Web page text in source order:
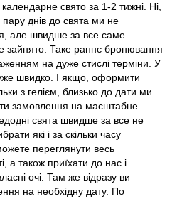
свято за 1-2 тижні. Ні,
днів до свята ми не
але швидше за все саме
зайнято. Таке раннє бронювання
на дуже стислі терміни. У
швидко. І якщо, оформити
з гелієм, близько до дати ми
замовлення на масштабне
свята швидше за все не
які і за скільки часу
переглянути весь
а також приїхати до нас і
очі. Там же відразу ви
на необхідну дату. По